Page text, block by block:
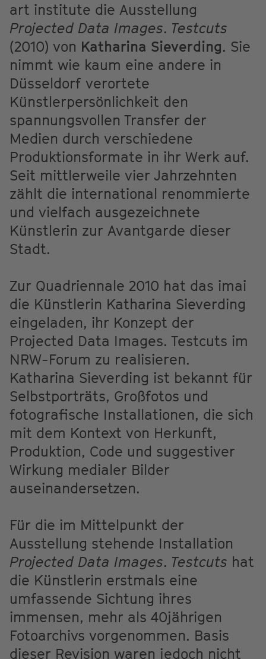
art institute die Ausstellung
Projected Data Images. Testcuts
(2010) von Katharina Sieverding. Sie
nimmt wie kaum eine andere in
Düsseldorf verortete
Künstlerpersönlichkeit den
spannungsvollen Transfer der
Medien durch verschiedene
Produktionsformate in ihr Werk auf.
Seit mittlerweile vier Jahrzehnten
zählt die international renommierte
und vielfach ausgezeichnete
Künstlerin zur Avantgarde dieser
Stadt.
Zur Quadriennale 2010 hat das imai
die Künstlerin Katharina Sieverding
eingeladen, ihr Konzept der
Projected Data Images. Testcuts im
NRW-Forum zu realisieren.
Katharina Sieverding ist bekannt für
Selbstporträts, Großfotos und
fotografische Installationen, die sich
mit dem Kontext von Herkunft,
Produktion, Code und suggestiver
Wirkung medialer Bilder
auseinandersetzen.
Für die im Mittelpunkt der
Ausstellung stehende Installation
Projected Data Images. Testcuts hat
die Künstlerin erstmals eine
umfassende Sichtung ihres
immensen, mehr als 40jährigen
Fotoarchivs vorgenommen. Basis
dieser Revision waren jedoch nicht